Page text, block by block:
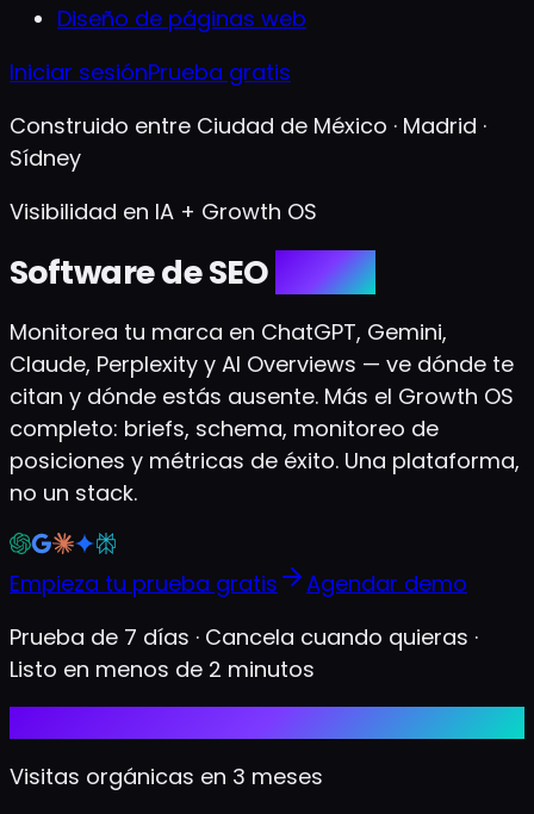
Diseño de páginas web
Iniciar sesiónPrueba gratis
Construido entre Ciudad de México · Madrid ·
Sídney
Visibilidad en IA + Growth OS
Software de SEO con IA
Monitorea tu marca en ChatGPT, Gemini,
Claude, Perplexity y AI Overviews — ve dónde te
citan y dónde estás ausente. Más el Growth OS
completo: briefs, schema, monitoreo de
posiciones y métricas de éxito. Una plataforma,
no un stack.
Empieza tu prueba gratis
Agendar demo
Prueba de 7 días · Cancela cuando quieras ·
Listo en menos de 2 minutos
Visitas orgánicas en 3 meses